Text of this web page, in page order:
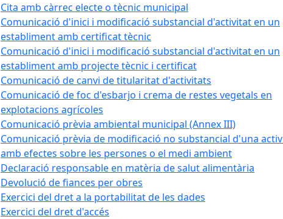
Cita amb càrrec electe o tècnic municipal
Comunicació d'inici i modificació substancial d'activitat en un
establiment amb certificat tècnic
Comunicació d'inici i modificació substancial d'activitat en un
establiment amb projecte tècnic i certificat
Comunicació de canvi de titularitat d'activitats
Comunicació de foc d'esbarjo i crema de restes vegetals en
explotacions agrícoles
Comunicació prèvia ambiental municipal (Annex III)
Comunicació prèvia de modificació no substancial d'una
amb efectes sobre les persones o el medi ambient
Declaració responsable en matèria de salut alimentària
Devolució de fiances per obres
Exercici del dret a la portabilitat de les dades
Exercici del dret d'accés